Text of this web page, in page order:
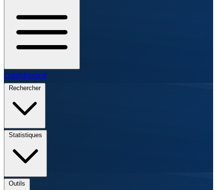
Dashboard
Rechercher
Statistiques
Outils